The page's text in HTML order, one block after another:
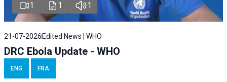
1 1 1
21-07-2026 Edited News | WHO
DRC Ebola Update - WHO
ENG FRA